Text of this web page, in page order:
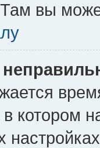
вы
в котором